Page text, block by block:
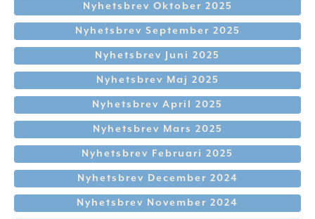
Nyhetsbrev Oktober 2025
Nyhetsbrev September 2025
Nyhetsbrev Juni 2025
Nyhetsbrev Maj 2025
Nyhetsbrev April 2025
Nyhetsbrev Mars 2025
Nyhetsbrev Februari 2025
Nyhetsbrev December 2024
Nyhetsbrev November 2024